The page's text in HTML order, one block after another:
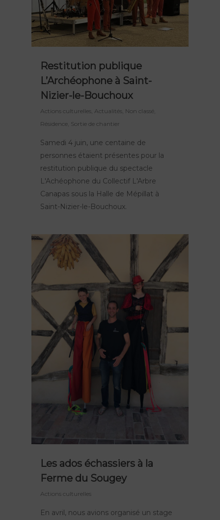
Restitution publique
L’Archéophone à Saint-
Nizier-le-Bouchoux
Actions culturelles ,Actualités Non classé
Résidence Sortie de chantier
Samedi 4 juin, une centaine de
personnes étaient présentes pour la
restitution publique du spectacle
L'Achéophone du Collectif L'Arbre
Canapas sous la Halle de Mépillat à
Saint-Nizier-le-Bouchoux.
Les ados échassiers à la
Ferme du Sougey
Actions culturelles
En avril, nous avions organisé un stage